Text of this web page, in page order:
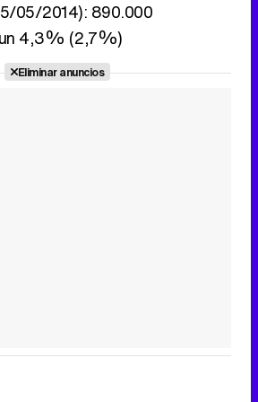
05/2014): 890.000
4,3% (2,7%)
Eliminar anuncios